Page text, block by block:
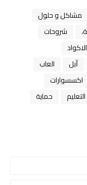
مشاكل و حلول
شروحات
الاكواد
ﺁﺑﻞ
العاب
اكسسوارات
التعليم
حماية